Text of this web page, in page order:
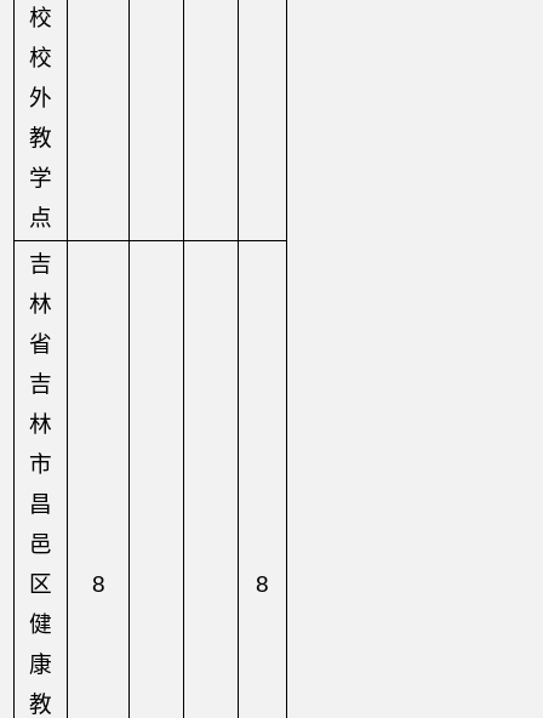
校
校
外
教
学
点
吉
林
省
吉
林
市
昌
邑
区
健
康
教
8 8